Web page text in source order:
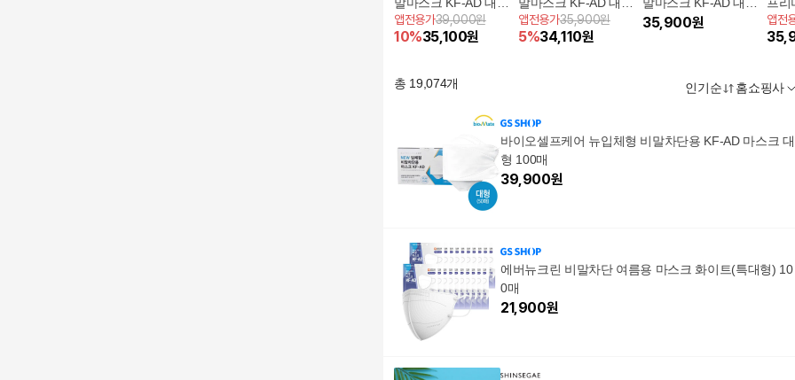
80매 (화이트)
앱전용가39,000원
10%35,100원
60매 [화이트]
앱전용가35,900원
5%34,110원
[화이트 60매]
35,900원
KF-
매]
앱전
총 19,074개 인기순 홈쇼핑사
바이오셀프케어 뉴입체형 비말차단용 KF-AD 마스크 대
형 100매
39,900원
에버뉴크린 비말차단 여름용 마스크 화이트(특대형) 10
0매
21,900원